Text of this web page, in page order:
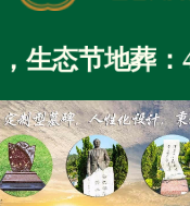
生态节地葬：